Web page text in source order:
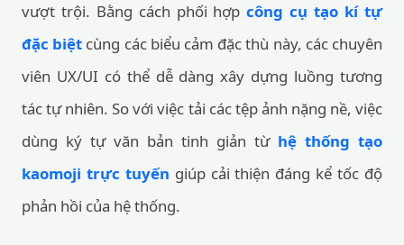
vượt trội. Bằng cách phối hợpcông cụ tạo kí tự
đặc biệt cùng các biểu cảm đặc thù này, các chuyên
viên UX/UI có thể dễ dàng xây dựng luồng tương
tác tự nhiên. So với việc tải các tệp ảnh nặng nề, việc
dùng ký tự văn bản tinh giản từ hệ thống tạo
kaomoji trực tuyến giúp cải thiện đáng kể tốc độ
phản hồi của hệ thống.